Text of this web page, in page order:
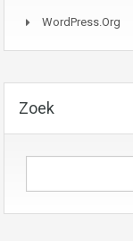
WordPress.org
Zoek